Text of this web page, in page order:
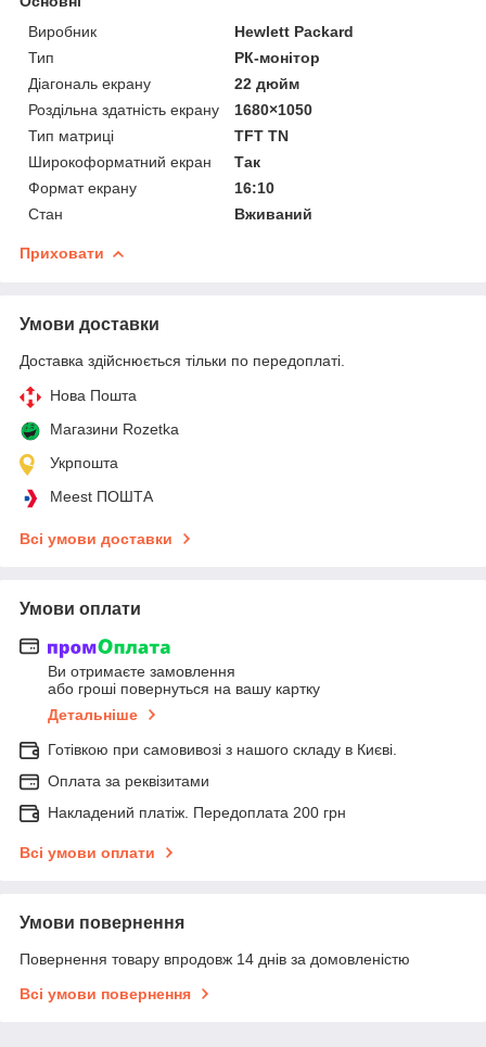
Виробник
Hewlett Packard
Тип
РК-монітор
Діагональ екрану
22 дюйм
Роздільна здатність екрану
1680×1050
Тип матриці
TFT TN
Широкоформатний екран
Так
Формат екрану
16:10
Стан
Вживаний
Приховати
Умови доставки
Доставка здійснюється тільки по передоплаті.
Нова Пошта
Магазини Rozetka
Укрпошта
Meest ПОШТА
Всі умови доставки
Умови оплати
Ви отримаєте замовлення
або гроші повернуться на вашу картку
Детальніше
Готівкою при самовивозі з нашого складу в Києві.
Оплата за реквізитами
Накладений платіж. Передоплата 200 грн
Всі умови оплати
Умови повернення
Повернення товару впродовж 14 днів за домовленістю
Всі умови повернення